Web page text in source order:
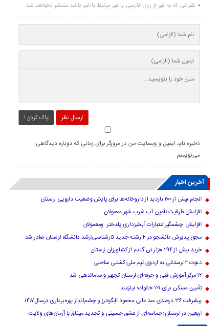
نظراتی که به غیر از زبان فارسی یا غیر مرتبط با خبر باشد منتشر نخواهد شد.
ارسال نظر پاک کردن !
ذخیره نام، ایمیل و وبسایت من در مرورگر برای زمانی که دوباره دیدگاهی
می‌نویسم.
آخرین اخبار
انجام بیش از ۲۰۰ بازدید از داروخانه‌ها برای پایش وضعیت دارویی لرستان
افزایش ظرفیت تأمین آب شرب شهر معمولان
افزایش چشمگیراعتبارات آبخیزداری پلدختر ومعمولان
مجوز پذیرش دانشجو در ۴ رشته جدید کارشناسی‌ارشد دانشگاه لرستان صادر شد
خرید بیش از ۲۹۴ هزار تن گندم از کشاورزان لرستان
دعوت ۲ لرستانی به اردوی تیم ملی کشتی ساحلی
۱۲ مرکز آموزش فنی و حرفه‌ای لرستان تجهیز و ساماندهی شد
تأمین مسکن برای ۱۲۱ خانواده نیازمند
پیشرفت ۳۶ درصدی سد عالی محمود الیگودرز و چشم‌انداز بهره‌برداری درسال۱۴۰۷
اربعین در لرستان؛ حماسه‌ای از عشق حسینی و تجدید میثاق با آرمان‌های ولایت